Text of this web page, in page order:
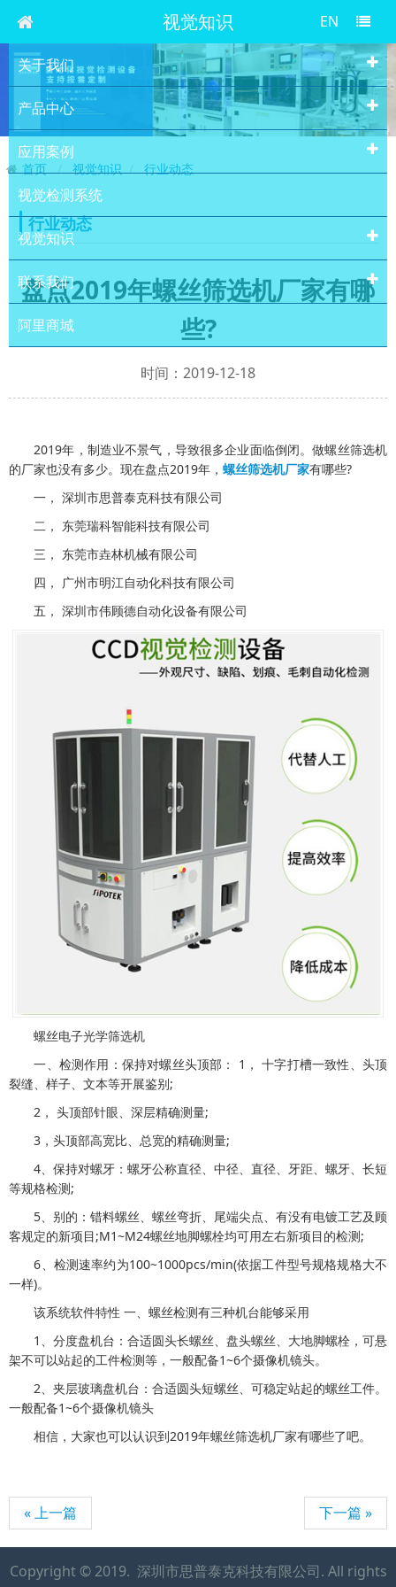
视觉知识 EN
关于我们
产品中心
应用案例
视觉检测系统
视觉知识
联系我们
阿里商城
首页 视觉知识 行业动态
行业动态
盘点2019年螺丝筛选机厂家有哪
些?
时间：2019-12-18
2019年，制造业不景气，导致很多企业面临倒闭。做螺丝筛选机
的厂家也没有多少。现在盘点2019年， 螺丝筛选机厂家有哪些?
一， 深圳市思普泰克科技有限公司
二， 东莞瑞科智能科技有限公司
三， 东莞市垚林机械有限公司
四， 广州市明江自动化科技有限公司
五， 深圳市伟顾德自动化设备有限公司
螺丝电子光学筛选机
一、检测作用：保持对螺丝头顶部： 1， 十字打槽一致性、头顶
裂缝、样子、文本等开展鉴别;
2， 头顶部针眼、深层精确测量;
3，头顶部高宽比、总宽的精确测量;
4、保持对螺牙：螺牙公称直径、中径、直径、牙距、螺牙、长短
等规格检测;
5、别的：错料螺丝、螺丝弯折、尾端尖点、有没有电镀工艺及顾
客规定的新项目;M1~M24螺丝地脚螺栓均可用左右新项目的检测;
6、检测速率约为100~1000pcs/min(依据工件型号规格规格大不
一样)。
该系统软件特性 一、螺丝检测有三种机台能够采用
1、分度盘机台：合适圆头长螺丝、盘头螺丝、大地脚螺栓，可悬
架不可以站起的工件检测等，一般配备1~6个摄像机镜头。
2、夹层玻璃盘机台：合适圆头短螺丝、可稳定站起的螺丝工件。
一般配备1~6个摄像机镜头
相信，大家也可以认识到2019年螺丝筛选机厂家有哪些了吧。
« 上一篇 下一篇 »
Copyright © 2019. 深圳市思普泰克科技有限公司. All rights